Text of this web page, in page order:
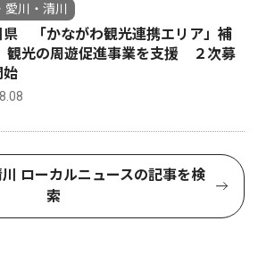
愛川・清川
県 「かながわ観光連携エリア」補
光の周遊促進事業を支援 ２次募
始
ローカルニュースの記事を検
索